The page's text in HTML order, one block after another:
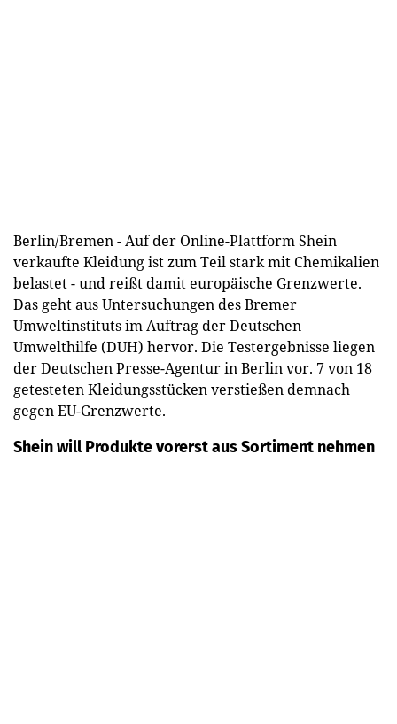
Berlin/Bremen - Auf der Online-Plattform Shein
verkaufte Kleidung ist zum Teil stark mit Chemikalien
belastet - und reißt damit europäische Grenzwerte.
Das geht aus Untersuchungen des Bremer
Umweltinstituts im Auftrag der Deutschen
Umwelthilfe (DUH) hervor. Die Testergebnisse liegen
der Deutschen Presse-Agentur in Berlin vor. 7 von 18
getesteten Kleidungsstücken verstießen demnach
gegen EU-Grenzwerte.
Shein will Produkte vorerst aus Sortiment nehmen